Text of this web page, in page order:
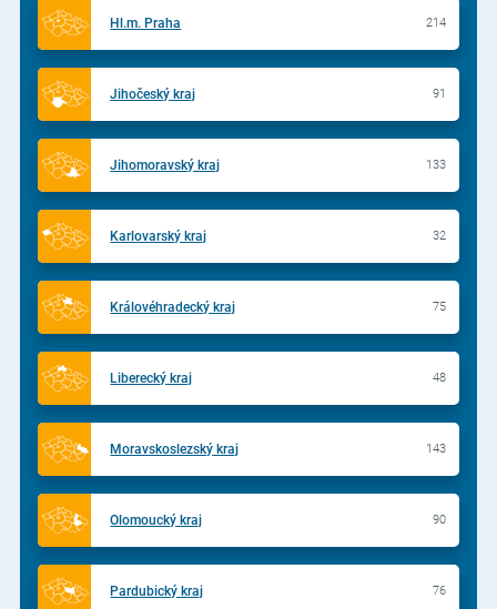
Hl.m. Praha 214
Jihočeský kraj 91
Jihomoravský kraj 133
Karlovarský kraj 32
Královéhradecký kraj 75
Liberecký kraj 48
Moravskoslezský kraj 143
Olomoucký kraj 90
Pardubický kraj 76